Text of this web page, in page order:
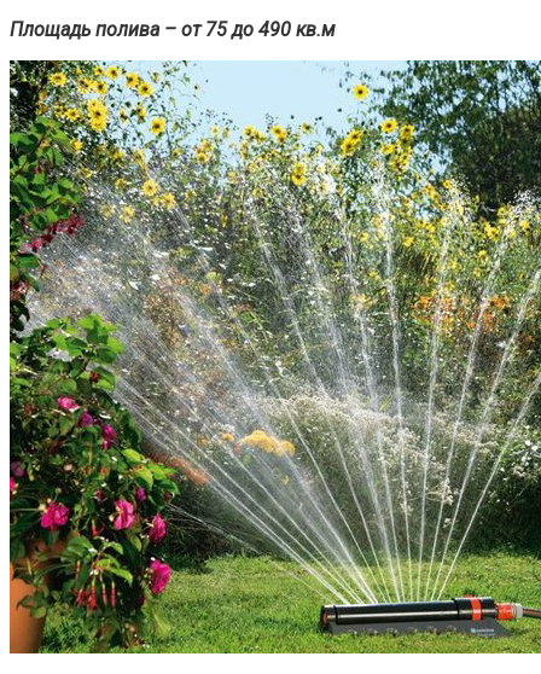
Площадь полива – от 75 до 490 кв.м